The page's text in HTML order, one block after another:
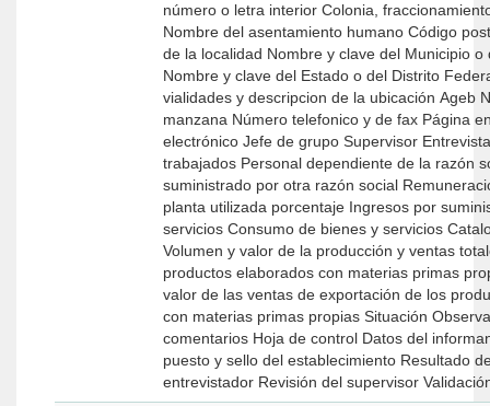
número o letra interior Colonia, fraccionamiento, unidad o barrio
Nombre del asentamiento humano Código postal Nombre y clave
de la localidad Nombre y clave del Municipio o delegación
Nombre y clave del Estado o del Distrito Federal Nombre y tipo
vialidades y descripcion de la ubicación Ageb Número de
manzana Número telefonico y de fax Página en internet Correo
electrónico Jefe de grupo Supervisor Entrevistador Días
trabajados Personal dependiente de la razón social Personal
suministrado por otra razón social Remuneraciones
planta utilizada porcentaje Ingresos por suministro de bienes y
servicios Consumo de bienes y servicios
Volumen y valor de la producción y ventas
productos elaborados con materias primas
valor de las ventas de exportación de los
con materias primas propias Situación Observaciones y
comentarios Hoja de control Datos del informante, clave del
puesto y sello del establecimiento Resultado de campo Datos del
entrevistador Revisión del supervisor